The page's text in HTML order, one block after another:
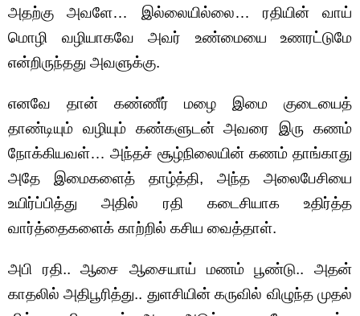
அதற்கு அவளே… இல்லையில்லை… ரதியின் வாய்
மொழி வழியாகவே அவர் உண்மையை உணரட்டுமே
என்றிருந்தது அவளுக்கு.
எனவே தான் கண்ணீர் மழை இமை குடையைத்
தாண்டியும் வழியும் கண்களுடன் அவரை இரு கணம்
நோக்கியவள்… அந்தச் சூழ்நிலையின் கணம் தாங்காது
அதே இமைகளைத் தாழ்த்தி, அந்த அலைபேசியை
உயிர்ப்பித்து அதில் ரதி கடைசியாக உதிர்த்த
வார்த்தைகளைக் காற்றில் கசிய வைத்தாள்.
அபி ரதி.. ஆசை ஆசையாய் மணம் பூண்டு.. அதன்
காதலில் அதிபூரித்து.. துளசியின் கருவில் விழுந்த முதல்